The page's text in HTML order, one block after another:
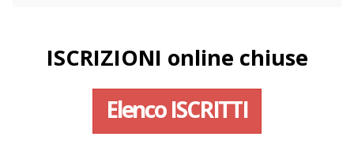
ISCRIZIONI online chiuse
ElencoISCRITTI